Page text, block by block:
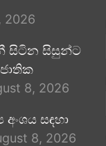
2026
සිටින සිසුන්ට
ජාතික
8, 2026
සඳහා
8, 2026